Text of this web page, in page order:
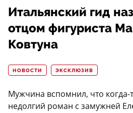
Итальянский гид
отцом фигуриста
Ковтуна
НОВОСТИ ЭКСКЛЮЗИВ
Мужчина вспомнил, что когда-
недолгий роман с замужней